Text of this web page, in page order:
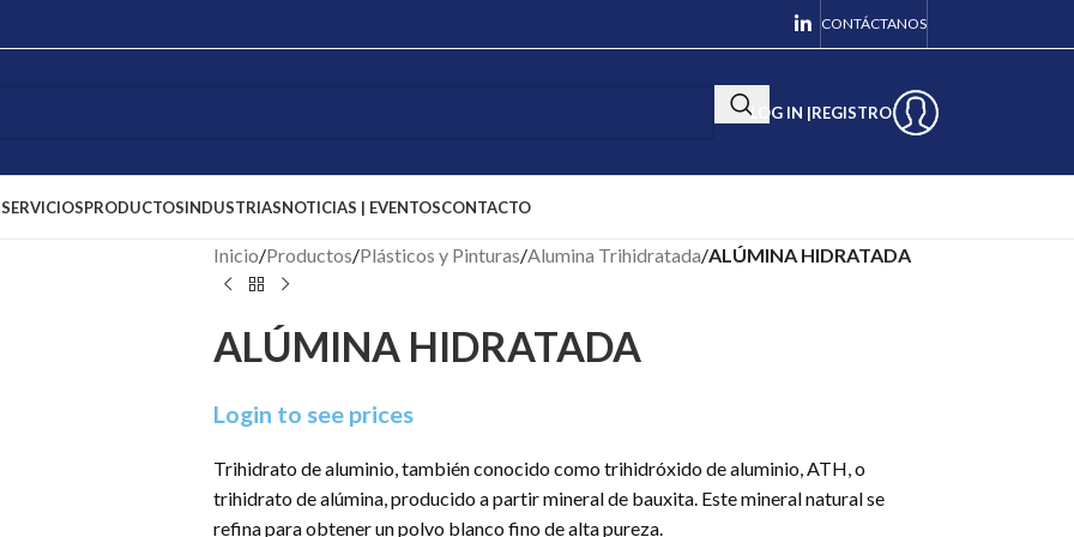
CONTÁCTANOS
LOG IN |REGISTRO
SERVICIOSPRODUCTOSINDUSTRIASNOTICIAS | EVENTOSCONTACTO
Inicio/Productos/Plásticos y Pinturas/Alumina Trihidratada/ALÚMINA HIDRATADA
ALÚMINA HIDRATADA
Login to see prices
Trihidrato de aluminio, también conocido como trihidróxido de aluminio, ATH, o
trihidrato de alúmina, producido a partir mineral de bauxita. Este mineral natural se
refina para obtener un polvo blanco fino de alta pureza.